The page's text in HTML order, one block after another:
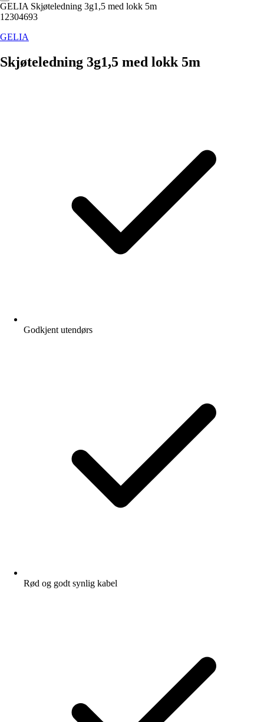
GELIA Skjøteledning 3g1,5 med lokk 5m
12304693
GELIA
Skjøteledning 3g1,5 med lokk 5m
Godkjent utendørs
Rød og godt synlig kabel